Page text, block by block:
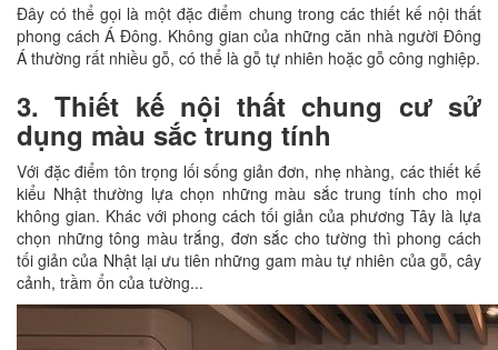
Đây có thể gọi là một đặc điểm chung trong các thiết kế nội thất
phong cách Á Đông. Không gian của những căn nhà người Đông
Á thường rất nhiều gỗ, có thể là gỗ tự nhiên hoặc gỗ công nghiệp.
3. Thiết kế nội thất chung cư sử
dụng màu sắc trung tính
Với đặc điểm tôn trọng lối sống giản đơn, nhẹ nhàng, các thiết kế
kiểu Nhật thường lựa chọn những màu sắc trung tính cho mọi
không gian. Khác với phong cách tối giản của phương Tây là lựa
chọn những tông màu trắng, đơn sắc cho tường thì phong cách
tối giản của Nhật lại ưu tiên những gam màu tự nhiên của gỗ, cây
cảnh, trầm ổn của tường...